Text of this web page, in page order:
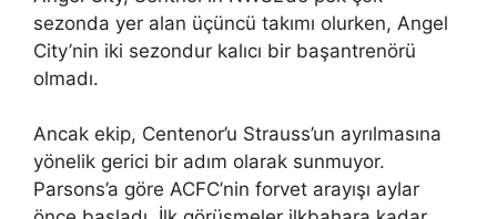
sezonda yer alan üçüncü takımı olurken, Angel
City’nin iki sezondur kalıcı bir başantrenörü
olmadı.
Ancak ekip, Centenor’u Strauss’un ayrılmasına
yönelik gerici bir adım olarak sunmuyor.
Parsons’a göre ACFC’nin forvet arayışı aylar